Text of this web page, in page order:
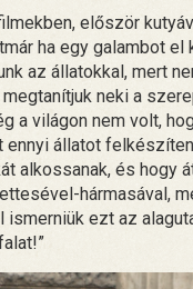
először
ha egy galambot
az állatokkal, mert
neki a
a világon nem volt,
állatot
alkossanak, és hogy
hármasával,
ezt az